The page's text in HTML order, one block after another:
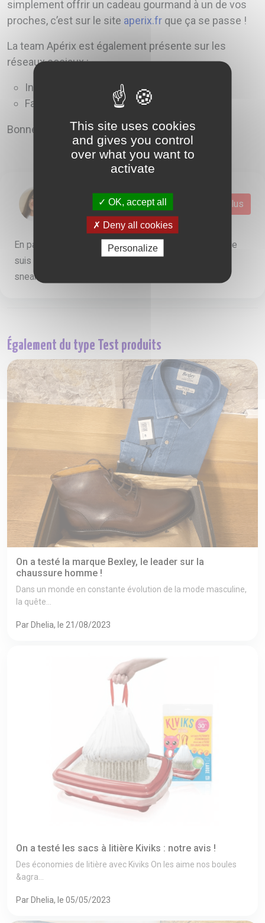
simplement offrir un cadeau gourmand à un de vos
proches, c’est sur le site aperix.fr que ça se passe !
La team Apérix est également présente sur les
réseaux sociaux :
Instagram :
@aperix.fr
Facebook :
Bonne dégustation !
Voir plus
En parallèle de mes études dans le marketing digital, je
suis rédactrice web. Passionnée de mode et de
sneakers, je suis toujours en quête des dernièr...
Également du type Test produits
On a testé la marque Bexley, le leader sur la
chaussure homme !
Dans un monde en constante évolution de la mode masculine,
la quête...
Par Dhelia, le 21/08/2023
On a testé les sacs à litière Kiviks : notre avis !
Des économies de litière avec Kiviks On les aime nos boules
&agra...
Par Dhelia, le 05/05/2023
This site uses cookies
and gives you control
over what you want to
activate
OK, accept all
Deny all cookies
Personalize